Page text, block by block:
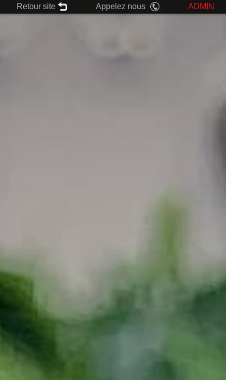
Retour site Appelez nous ADMIN